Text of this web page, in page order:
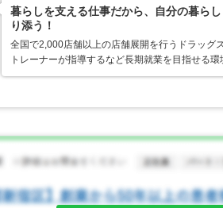
暮らしを支える仕事だから、自分の暮ら
り添う！
全国で2,000店舗以上の店舗展開を行うドラッグ
トレーナーが指導するなど長期就業を目指せる